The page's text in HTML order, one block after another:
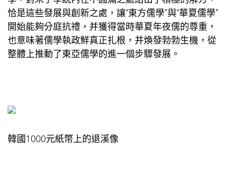
恰是這些發展與創新之處，讓“東方儒學”與“華夏儒學”
開始能夠分庭抗禮，并獲得當時華夏年夜儒的尊重，
也意味著儒學執政鮮真正扎根，并煥發勃勃生機，從
整體上推動了東亞儒學的進一個步驟發展。
韓國1000元紙幣上的退溪像